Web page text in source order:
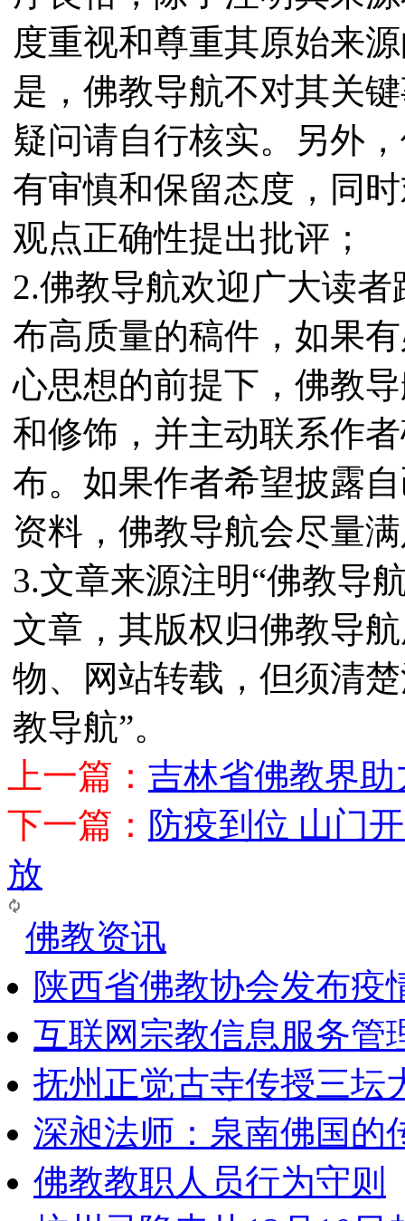
度重视和尊重其原始来
是，佛教导航不对其关
疑问请自行核实。另外
有审慎和保留态度，同
观点正确性提出批评；
2.佛教导航欢迎广大读
布高质量的稿件，如果
心思想的前提下，佛教
和修饰，并主动联系作
布。如果作者希望披露
资料，佛教导航会尽量
3.文章来源注明“佛教导
文章，其版权归佛教导
物、网站转载，但须清
教导航”。
上一篇： 吉林省佛教界
下一篇： 防疫到位 山门
放
佛教资讯
陕西省佛教协会发布疫
互联网宗教信息服务管
抚州正觉古寺传授三坛
深昶法师：泉南佛国的
佛教教职人员行为守则